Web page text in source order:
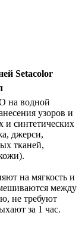
Setacolor
на водной
узоров и
и синтетических
джерси,
тканей,
на мягкость и
между
не требуют
за 1 час.